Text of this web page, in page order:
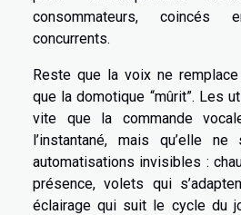
consommateurs, coincés
concurrents.
Reste que la voix ne
que la domotique “mûrit”. Les
vite que la commande
l’instantané, mais qu’elle
automatisations invisibles :
présence, volets qui
éclairage qui suit le cycle du